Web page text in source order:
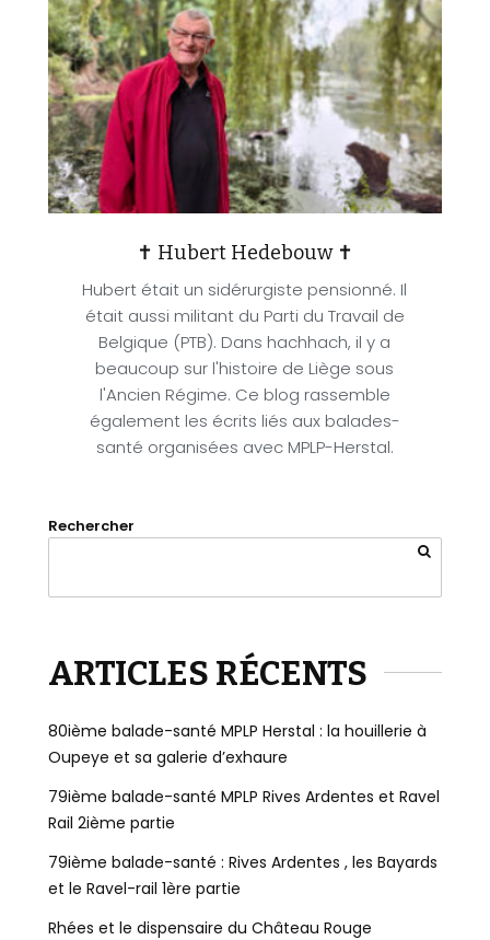
✝ Hubert Hedebouw ✝
Hubert était un sidérurgiste pensionné. Il
était aussi militant du Parti du Travail de
Belgique (PTB). Dans hachhach, il y a
beaucoup sur l'histoire de Liège sous
l'Ancien Régime. Ce blog rassemble
également les écrits liés aux balades-
santé organisées avec MPLP-Herstal.
Rechercher
ARTICLES RÉCENTS
80ième balade-santé MPLP Herstal : la houillerie à
Oupeye et sa galerie d’exhaure
79ième balade-santé MPLP Rives Ardentes et Ravel
Rail 2ième partie
79ième balade-santé : Rives Ardentes , les Bayards
et le Ravel-rail 1ère partie
Rhées et le dispensaire du Château Rouge